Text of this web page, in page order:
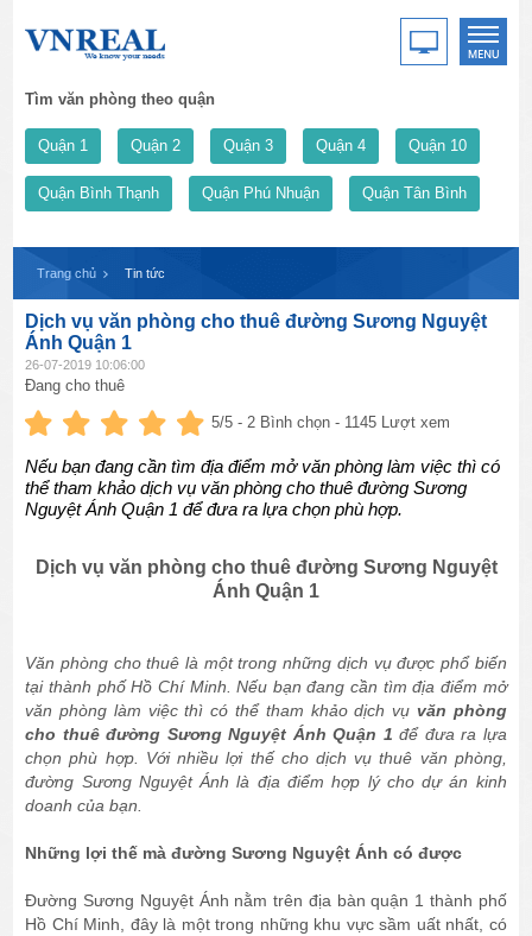
Tìm văn phòng theo quận
Quận 1 Quận 2 Quận 3 Quận 4 Quận 10
Quận Bình Thạnh Quận Phú Nhuận Quận Tân Bình
Trang chủ Tin tức
Dịch vụ văn phòng cho thuê đường Sương Nguyệt
Ánh Quận 1
26-07-2019 10:06:00
Đang cho thuê
5/5 -2 Bình chọn - 1145 Lượt xem
Nếu bạn đang cần tìm địa điểm mở văn phòng làm việc thì có
thể tham khảo dịch vụ văn phòng cho thuê đường Sương
Nguyệt Ánh Quận 1 để đưa ra lựa chọn phù hợp.
Dịch vụ văn phòng cho thuê đường Sương Nguyệt
Ánh Quận 1
Văn phòng cho thuê là một trong những dịch vụ được phổ biến
tại thành phố Hồ Chí Minh. Nếu bạn đang cần tìm địa điểm mở
văn phòng làm việc thì có thể tham khảo dịch vụ văn phòng
cho thuê đường Sương Nguyệt Ánh Quận 1 để đưa ra lựa
chọn phù hợp. Với nhiều lợi thế cho dịch vụ thuê văn phòng,
đường Sương Nguyệt Ánh là địa điểm hợp lý cho dự án kinh
doanh của bạn.
Những lợi thế mà đường Sương Nguyệt Ánh có được
Đường Sương Nguyệt Ánh nằm trên địa bàn quận 1 thành phố
Hồ Chí Minh, đây là một trong những khu vực sầm uất nhất, có